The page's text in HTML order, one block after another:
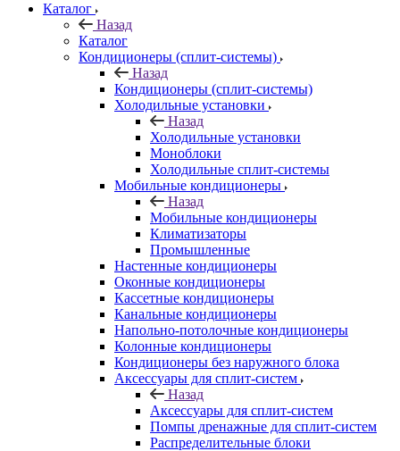
Каталог
Назад
Каталог
Кондиционеры (сплит-системы)
Назад
Кондиционеры (сплит-системы)
Холодильные установки
Назад
Холодильные установки
Моноблоки
Холодильные сплит-системы
Мобильные кондиционеры
Назад
Мобильные кондиционеры
Климатизаторы
Промышленные
Настенные кондиционеры
Оконные кондиционеры
Кассетные кондиционеры
Канальные кондиционеры
Напольно-потолочные кондиционеры
Колонные кондиционеры
Кондиционеры без наружного блока
Аксессуары для сплит-систем
Назад
Аксессуары для сплит-систем
Помпы дренажные для сплит-систем
Распределительные блоки